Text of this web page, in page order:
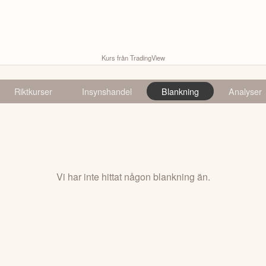
Kurs från TradingView
Riktkurser Insynshandel Blankning Analyser
Vi har inte hittat någon blankning än.